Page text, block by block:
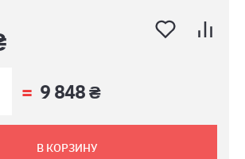
9 848 ₴
В КОРЗИНУ